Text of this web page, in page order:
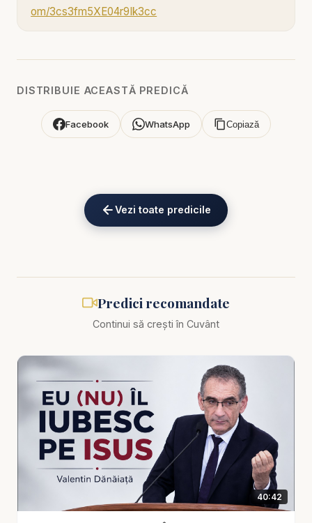
om/3cs3fm5XE04r9Ik3cc
Mulțumim din inimă pentru că faci parte din
eKV82sp3xNBFw/join
Pastor Valentin Dănăiață - Religia păcatului -
predici creștine
credinței, dar pierde esența ascultării. O religie
care vorbește despre Dumnezeu, dar tolerează
păcatul. O religie care păstrează aparențele
evlaviei, dar nu mai produce zdrobire, pocăință și
transformare reală. În această predică profundă,
Valentin Dănăiață abordează tema religiei
păcatului, o expresie puternică și incomodă, care
descrie pericolul unei vieți spirituale în care omul
încearcă să-L aibă pe Dumnezeu fără să renunțe
DISTRIBUIE ACEASTĂ PREDICĂ
Facebook WhatsApp Copiază
Vezi toate predicile
Predici recomandate
Continui să crești în Cuvânt
40:42